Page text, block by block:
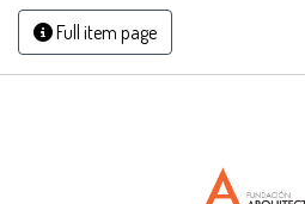
Full item page